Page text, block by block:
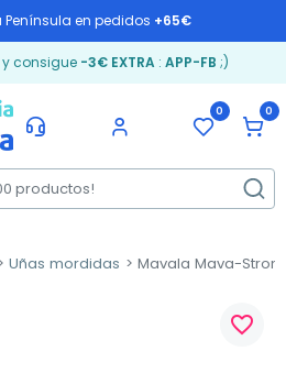
Península en pedidos +65€
y consigue -3€ EXTRA: APP-FB ;)
0 0
Uñas mordidas Mavala Mava-
favorite_border